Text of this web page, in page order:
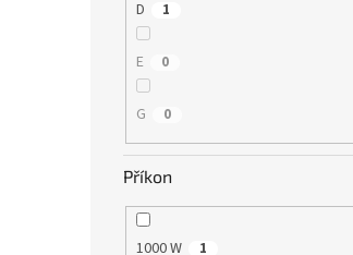
D 1
E 0
G 0
Příkon
1000 W 1